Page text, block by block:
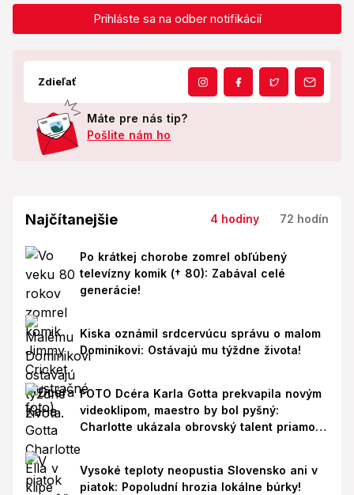
Prihláste sa na odber notifikácií
Zdieľať
Máte pre nás tip?
Pošlite nám ho
Najčítanejšie 4 hodiny 72 hodín
Po krátkej chorobe zomrel obľúbený
televízny komik († 80): Zabával celé
generácie!
Kiska oznámil srdcervúcu správu o malom
Dominikovi: Ostávajú mu týždne života!
FOTO Dcéra Karla Gotta prekvapila novým
videoklipom, maestro by bol pyšný:
Charlotte ukázala obrovský talent priamo v
Vysoké teploty neopustia Slovensko ani v
piatok: Popoludní hrozia lokálne búrky!